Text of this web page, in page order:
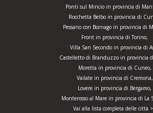
Ponti sul Mincio in provincia di
Rocchetta Belbo in provincia di
Pessano con Bornago in provincia di
Front in provincia di Torino,
Villa San Secondo in provincia di
Castelletto di Branduzzo in provincia
Moretta in provincia di Cuneo,
Vailate in provincia di Cremona,
Lovere in provincia di Bergamo,
Monterosso al Mare in provincia di La
Vai alla lista completa delle città